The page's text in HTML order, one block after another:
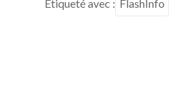
Étiqueté avec : FlashInfo